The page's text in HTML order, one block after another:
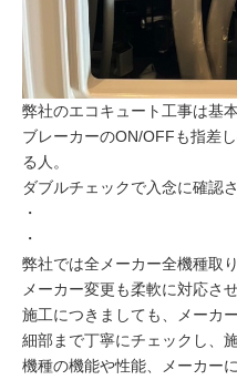
弊社のエコキュート工事は基
ブレーカーのON/OFFも指差
る人。
ダブルチェックで入念に確認
・
・
弊社では全メーカー全機種取
メーカー変更も柔軟に対応さ
施工につきましても、メーカ
細部まで丁寧にチェックし、
機種の機能や性能、メーカー